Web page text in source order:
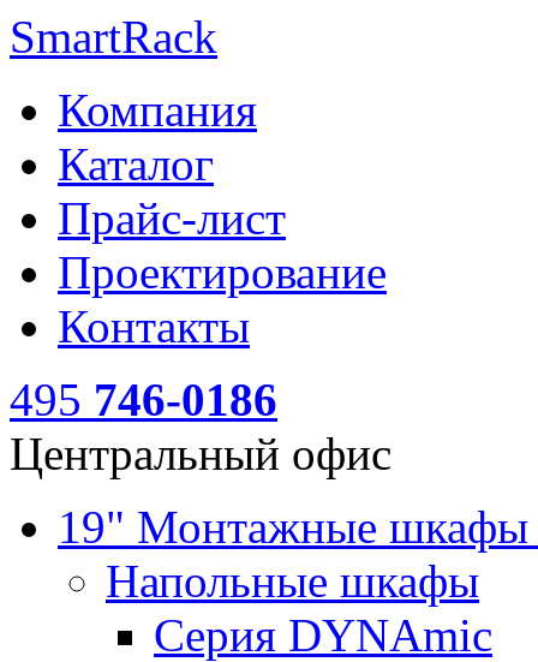
SmartRack
Компания
Каталог
Прайс-лист
Проектирование
Контакты
495 746-0186
Центральный офис
19" Монтажные
Напольные шкафы
Серия DYNAmic